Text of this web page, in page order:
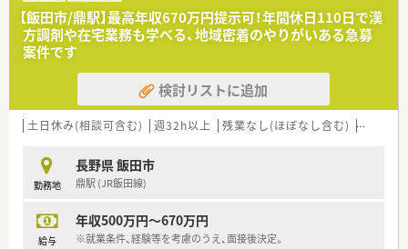
を通じて、今後のキャリアや希望を会社側に伝え新たなキャリア
形成する事も可能です。
≪プライベートの時間もしっかり確保≫
■最大20日間（1～4回分割）の長期連休の取得が可能となり、ほ
ぼ全員が取得をしています。
※（例）①20日、②10日＋10日、③10日＋5日＋5日 ④5日×4
回 ※最低5日取得
確保できます。
≪充実した教育制度でスキルアップが可能≫
■ビジネススクール制度を活用し「マーケティング・経営管理」な
どの科目の履修が可能です。
【飯田市/鼎駅】最高年収670万円提示可！年間休日110日で漢
方調剤や在宅業務も学べる、地域密着のやりがいある急募
案件です
検討リストに追加
土日休み(相談可含む) 週32h以上 残業なし(ほぼなし含む) 転勤なし
勤務地
長野県 飯田市
鼎駅 (JR飯田線)
給与
年収500万円～670万円
※就業条件、経験等を考慮のうえ、面接後決定。